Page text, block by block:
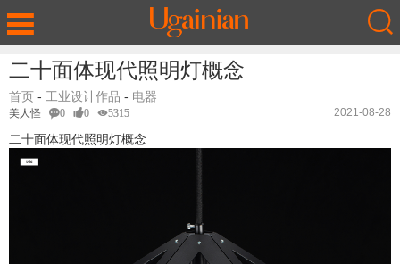
二十面体现代照明灯概念
首页 - 工业设计作品 - 电器
美人怪 0 0 5315 2021-08-28
二十面体现代照明灯概念